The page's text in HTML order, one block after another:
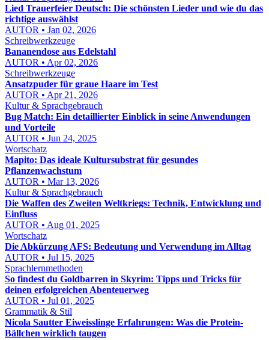
Lied Trauerfeier Deutsch: Die schönsten Lieder und wie du das
richtige auswählst
AUTOR • Jan 02, 2026
Schreibwerkzeuge
Bananendose aus Edelstahl
AUTOR • Apr 02, 2026
Schreibwerkzeuge
Ansatzpuder für graue Haare im Test
AUTOR • Apr 21, 2026
Kultur & Sprachgebrauch
Bug Match: Ein detaillierter Einblick in seine Anwendungen
und Vorteile
AUTOR • Jun 24, 2025
Wortschatz
Mapito: Das ideale Kultursubstrat für gesundes
Pflanzenwachstum
AUTOR • Mar 13, 2026
Kultur & Sprachgebrauch
Die Waffen des Zweiten Weltkriegs: Technik, Entwicklung und
Einfluss
AUTOR • Aug 01, 2025
Wortschatz
Die Abkürzung AFS: Bedeutung und Verwendung im Alltag
AUTOR • Jul 15, 2025
Sprachlernmethoden
So findest du Goldbarren in Skyrim: Tipps und Tricks für
deinen erfolgreichen Abenteuerweg
AUTOR • Jul 01, 2025
Grammatik & Stil
Nicola Sautter Eiweisslinge Erfahrungen: Was die Protein-
Bällchen wirklich taugen